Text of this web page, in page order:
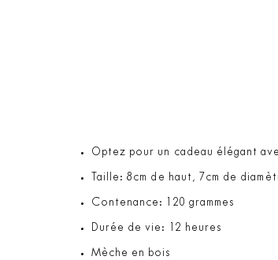
Optez pour un cadeau élégant
Taille: 8cm de haut, 7cm de
Contenance: 120 grammes
Durée de vie: 12 heures
Mèche en bois